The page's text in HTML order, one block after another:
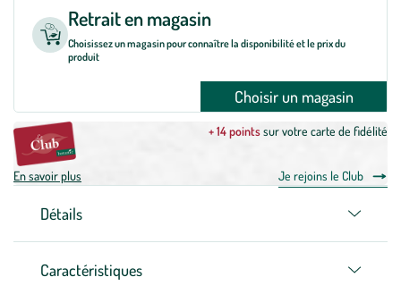
Retrait en magasin
Choisissez un magasin pour connaître la disponibilité et le prix du
produit
Choisir un magasin
+ 14 pointssur votre carte de fidélité
En savoir plus Je rejoins le Club
Détails
Caractéristiques